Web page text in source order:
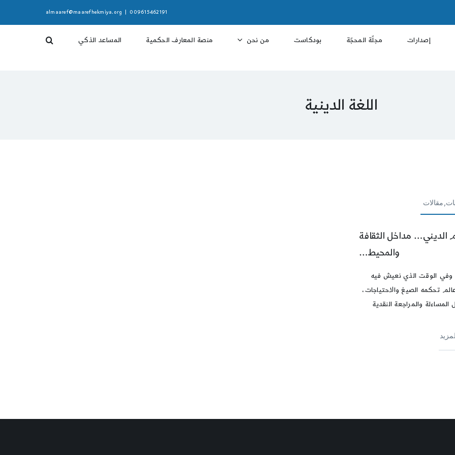
009615462191
almaaref@maarefhekmiya.org
إصدارات مجلّة المحجّة بودكاست من نحن منصة المعارف الحكمية المساعد الذكي
اللغة الدينية
الديني… مداخل الثقافة
والمحيط…
وفي الوقت الذي نعيش فيه
تحكمه الصيغ والاحتياجات،
والمراجعة النقدية